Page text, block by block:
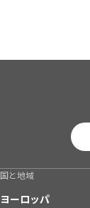
国と地域
ヨーロッパ